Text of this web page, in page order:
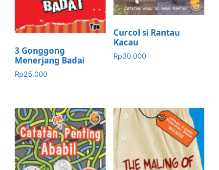
3 Gonggong
Menerjang Badai
Rp25.000
Curcol si Rantau
Kacau
Rp30.000